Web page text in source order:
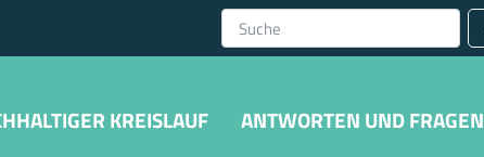
KREISLAUF ANTWORTEN UND FRAGEN